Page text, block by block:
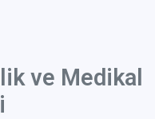
ve Medikal